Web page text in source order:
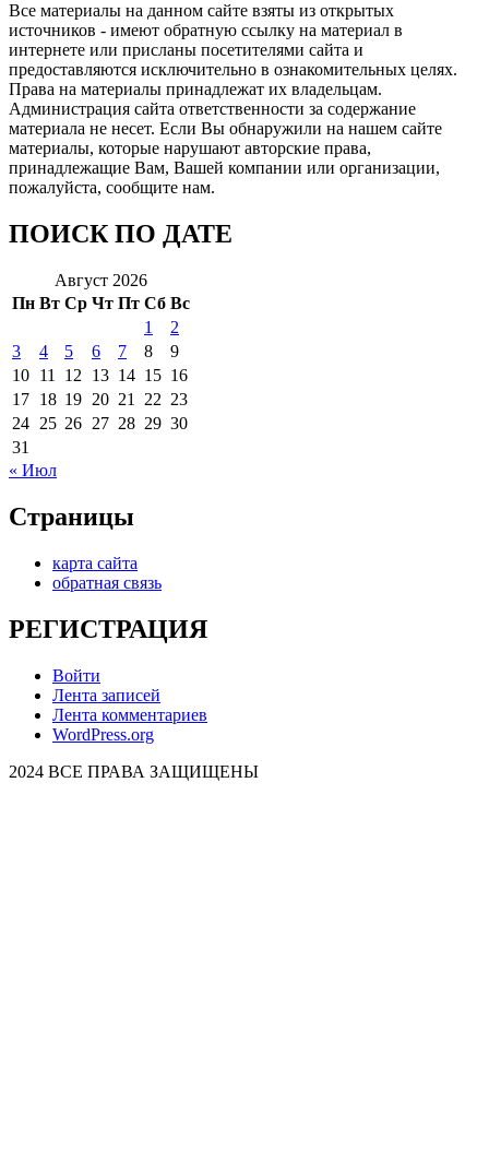
Все материалы на данном сайте взяты из открытых
источников - имеют обратную ссылку на материал в
интернете или присланы посетителями сайта и
предоставляются исключительно в ознакомительных целях.
Права на материалы принадлежат их владельцам.
Администрация сайта ответственности за содержание
материала не несет. Если Вы обнаружили на нашем сайте
материалы, которые нарушают авторские права,
принадлежащие Вам, Вашей компании или организации,
пожалуйста, сообщите нам.
ПОИСК ПО ДАТЕ
Август 2026
Пн Вт Ср Чт Пт Сб Вс
1
2
3
4 5 6 7 8
9
10 11 12 13 14 15 16
17 18 19 20 21 22 23
24 25 26 27 28 29 30
31
« Июл
Страницы
карта сайта
обратная связь
РЕГИСТРАЦИЯ
Войти
Лента записей
Лента комментариев
WordPress.org
2024 ВСЕ ПРАВА ЗАЩИЩЕНЫ